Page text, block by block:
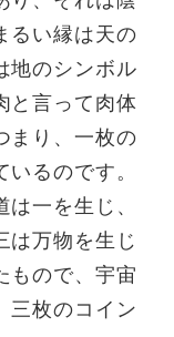
るい縁は天の
地のシンボル
と言って肉体
まり、一枚の
るのです。
一を生じ、
は万物を生じ
もので、宇宙
三枚のコイン